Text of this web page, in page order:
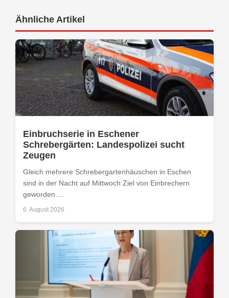
Ähnliche Artikel
Einbruchserie in Eschener
Schrebergärten: Landespolizei sucht
Zeugen
Gleich mehrere Schrebergartenhäuschen in Eschen
sind in der Nacht auf Mittwoch Ziel von Einbrechern
geworden....
6. August 2026